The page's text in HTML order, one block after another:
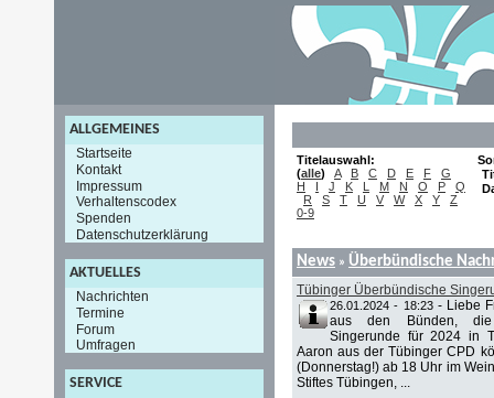
ALLGEMEINES
Startseite
Kontakt
Impressum
Verhaltenscodex
Spenden
Datenschutzerklärung
AKTUELLES
Nachrichten
Termine
Forum
Umfragen
SERVICE
Titelauswahl:
(alle) A B C D E F
G
H
I J K L M N O P
Q
R
S T U V W X Y
Z
0-9
News » Überbündische
Tübinger Überbündische
26.01.2024 - 18:23- Liebe
aus den Bünden, die
Singerunde für 2024 in
Aaron aus der Tübinger CPD
(Donnerstag!) ab 18 Uhr im
Stiftes Tübingen, ...